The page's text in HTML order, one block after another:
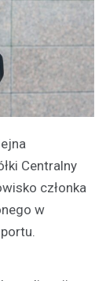
Centralny
członka
w